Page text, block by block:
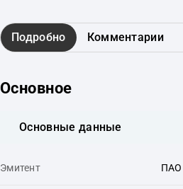
Подробно Комментарии
Основное
Основные данные
Эмитент ПАО